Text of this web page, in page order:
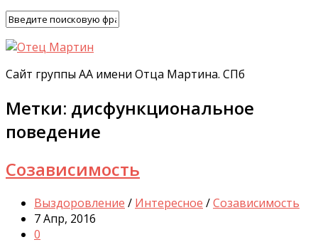
Сайт группы АА имени Отца Мартина. СПб
Метки: дисфункциональное
поведение
Созависимость
Выздоровление / Интересное /Созависимость
7 Апр, 2016
0